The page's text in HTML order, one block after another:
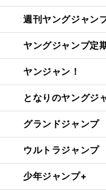
週刊ヤングジャン
ヤングジャンプ定
ヤンジャン！
となりのヤングジ
グランドジャンプ
ウルトラジャンプ
少年ジャンプ+